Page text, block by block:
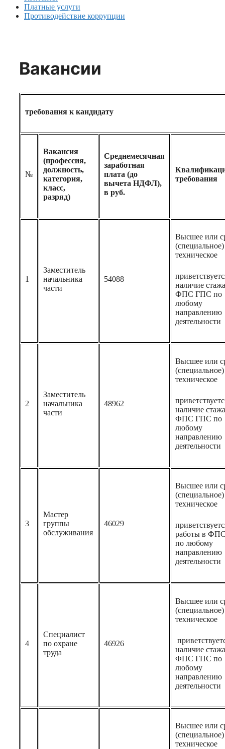
Платные услуги
Противодействие коррупции
Вакансии
требования к кандидату
№
Вакансия
(профессия,
должность,
категория,
класс,
разряд)
Среднемесячная
заработная
плата (до
вычета НДФЛ),
в руб.
требования
1
Заместитель
начальника
части
54088
Высшее или
(специальное)
техническое
наличие
ФПС ГПС по
любому
направлению
деятельности
2
Заместитель
начальника
части
48962
Высшее или
(специальное)
техническое
наличие
ФПС ГПС по
любому
направлению
деятельности
3
Мастер
группы
обслуживания
46029
Высшее или
(специальное)
техническое
работы в
по любому
направлению
деятельности
4
Специалист
по охране
труда
46926
Высшее или
(специальное)
техническое
наличие
ФПС ГПС по
любому
направлению
деятельности
Высшее или
(специальное)
техническое